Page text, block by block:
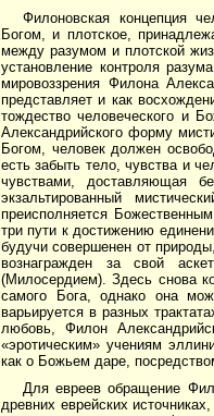
Филоновская концепция
Богом, и плотское,
между разумом и плотской
установление контроля
мировоззрения Филона
представляет и как
тождество человеческого и
Александрийского форму
Богом, человек должен
есть забыть тело, чувства и
чувствами, доставляющая
экзальтированный
преисполняется
три пути к достижению
будучи совершенен от
вознагражден за свой
(Милосердием). Здесь снова
самого Бога, однако она
варьируется в разных
любовь, Филон
«эротическим» учениям
как о Божьем даре,
Для евреев обращение
древних еврейских